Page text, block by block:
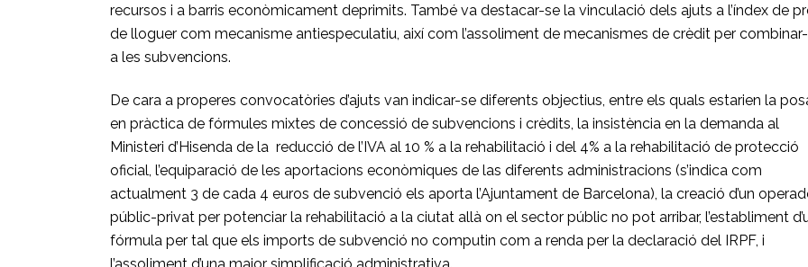
recursos i a barris econòmicament deprimits. També va destacar-se la vinculació dels ajuts a l’índex de
de lloguer com mecanisme antiespeculatiu, així com l’assoliment de mecanismes de crèdit per
a les subvencions.
De cara a properes convocatòries d’ajuts van indicar-se diferents objectius, entre els quals estarien la
en pràctica de fórmules mixtes de concessió de subvencions i crèdits, la insistència en la demanda al
Ministeri d’Hisenda de la reducció de l’IVA al 10 % a la rehabilitació i del 4% a la rehabilitació de protecció
oficial, l’equiparació de les aportacions econòmiques de las diferents administracions (s’indica com
actualment 3 de cada 4 euros de subvenció els aporta l’Ajuntament de Barcelona), la creació d’un
públic-privat per potenciar la rehabilitació a la ciutat allà on el sector públic no pot arribar, l’establiment
fórmula per tal que els imports de subvenció no computin com a renda per la declaració del IRPF, i